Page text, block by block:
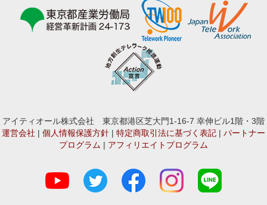
アイティオール株式会社 東京都港区芝大門1-16-7 幸伸ビル1階・3階
運営会社 | 個人情報保護方針 | 特定商取引法に基づく表記 | パートナー
プログラム | アフィリエイトプログラム